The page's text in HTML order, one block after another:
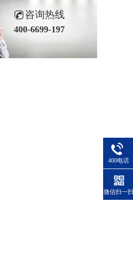
咨询热线
400-6699-197
400电话
微信扫一扫